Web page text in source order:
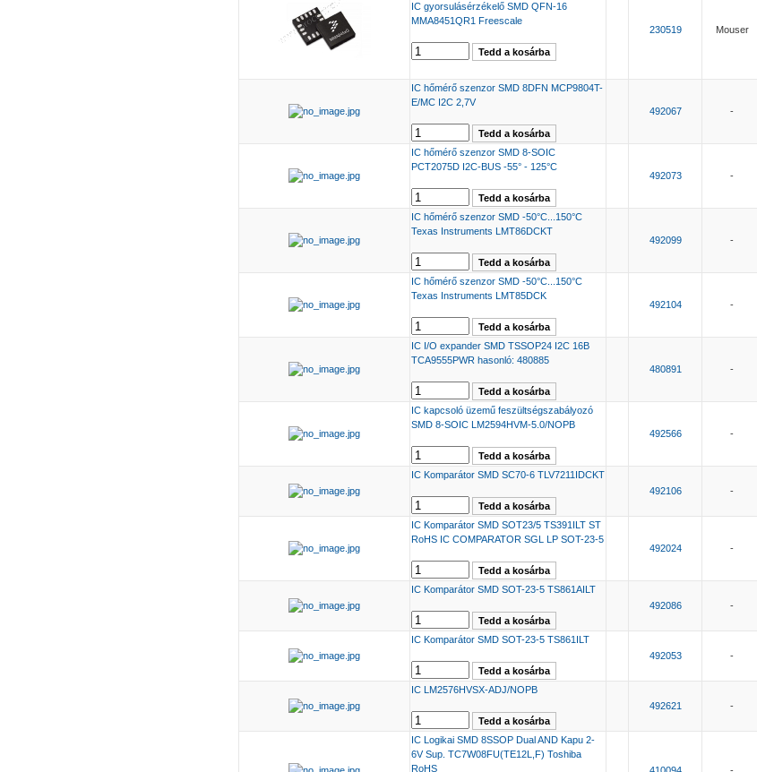
IC gyorsulásérzékelő SMD QFN-16
MMA8451QR1 Freescale
230519
Mouser
IC hőmérő szenzor SMD 8DFN MCP9804T-
E/MC I2C 2,7V
492067
-
IC hőmérő szenzor SMD 8-SOIC
PCT2075D I2C-BUS -55° - 125°C
492073
-
IC hőmérő szenzor SMD -50°C...150°C
Texas Instruments LMT86DCKT
492099
-
IC hőmérő szenzor SMD -50°C...150°C
Texas Instruments LMT85DCK
492104
-
IC I/O expander SMD TSSOP24 I2C 16B
TCA9555PWR hasonló: 480885
480891
-
IC kapcsoló üzemű feszültségszabályozó
SMD 8-SOIC LM2594HVM-5.0/NOPB
492566
-
IC Komparátor SMD SC70-6 TLV7211IDCKT
492106
-
IC Komparátor SMD SOT23/5 TS391ILT ST
RoHS IC COMPARATOR SGL LP SOT-23-5
492024
-
IC Komparátor SMD SOT-23-5 TS861AILT
492086
-
IC Komparátor SMD SOT-23-5 TS861ILT
492053
-
IC LM2576HVSX-ADJ/NOPB
492621
-
IC Logikai SMD 8SSOP Dual AND Kapu 2-
6V Sup. TC7W08FU(TE12L,F) Toshiba
RoHS